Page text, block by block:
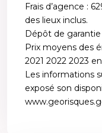
Frais d’agence :
des lieux inclus.
Dépôt de
Prix moyens des
2021 2022 2023
Les informations
exposé son